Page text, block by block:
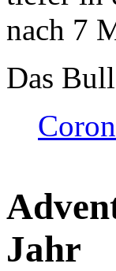
nach 7
Das
Jahr